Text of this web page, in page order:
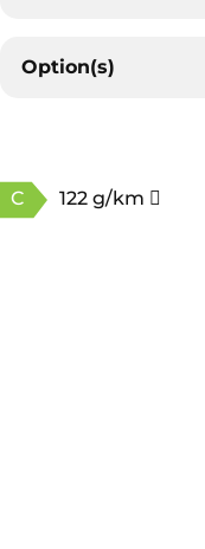
Option(s)
C 122 g/km